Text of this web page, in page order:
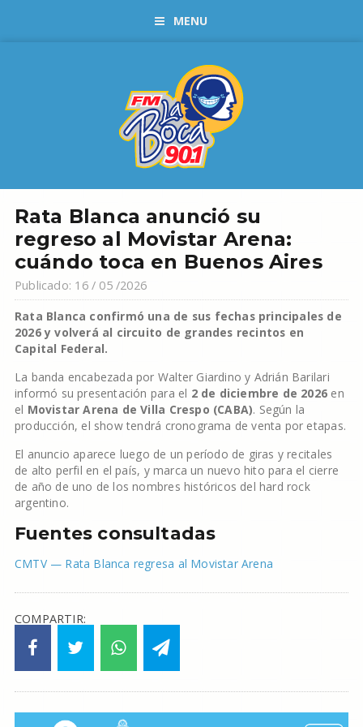
MENU
Rata Blanca anunció su
regreso al Movistar Arena:
cuándo toca en Buenos Aires
Publicado: 16 / 05 /2026
Rata Blanca confirmó una de sus fechas principales de
2026 y volverá al circuito de grandes recintos en
Capital Federal.
La banda encabezada por Walter Giardino y Adrián Barilari
informó su presentación para el 2 de diciembre de 2026 en
el Movistar Arena de Villa Crespo (CABA). Según la
producción, el show tendrá cronograma de venta por etapas.
El anuncio aparece luego de un período de giras y recitales
de alto perfil en el país, y marca un nuevo hito para el cierre
de año de uno de los nombres históricos del hard rock
argentino.
Fuentes consultadas
CMTV — Rata Blanca regresa al Movistar Arena
COMPARTIR: